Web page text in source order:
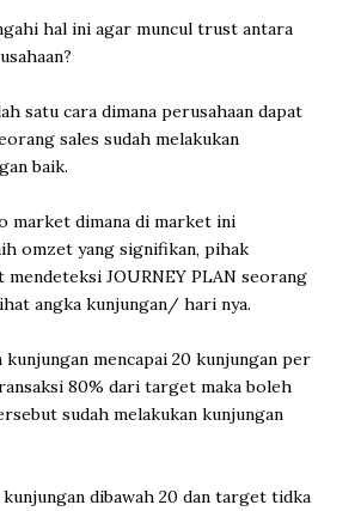
hal ini agar muncul trust antara
satu cara dimana perusahaan dapat
sales sudah melakukan
baik.
market dimana di market ini
omzet yang signifikan, pihak
mendeteksi JOURNEY PLAN seorang
angka kunjungan/ hari nya.
kunjungan mencapai 20 kunjungan per
80% dari target maka boleh
sudah melakukan kunjungan
kunjungan dibawah 20 dan target tidka